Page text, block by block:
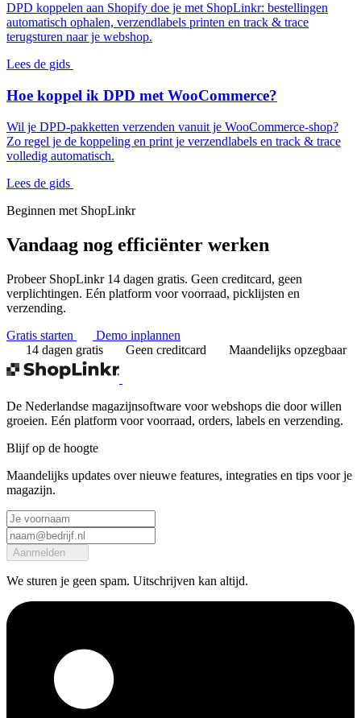
DPD koppelen aan Shopify doe je met ShopLinkr: bestellingen
automatisch ophalen, verzendlabels printen en track & trace
terugsturen naar je webshop.
Lees de gids
Hoe koppel ik DPD met WooCommerce?
Wil je DPD-pakketten verzenden vanuit je WooCommerce-shop?
Zo regel je de koppeling en print je verzendlabels en track & trace
volledig automatisch.
Lees de gids
Beginnen met ShopLinkr
Vandaag nog efficiënter werken
Probeer ShopLinkr 14 dagen gratis. Geen creditcard, geen
verplichtingen. Eén platform voor voorraad, picklijsten en
verzending.
Gratis starten
Demo inplannen
14 dagen gratis
Geen creditcard Maandelijks opzegbaar
De Nederlandse magazijnsoftware voor webshops die door willen
groeien. Eén platform voor voorraad, orders, labels en verzending.
Blijf op de hoogte
Maandelijks updates over nieuwe features, integraties en tips voor je
magazijn.
Aanmelden
We sturen je geen spam. Uitschrijven kan altijd.